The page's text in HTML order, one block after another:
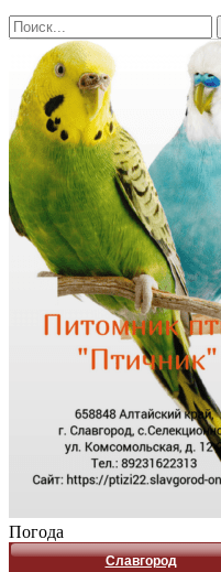
Погода
Славгород